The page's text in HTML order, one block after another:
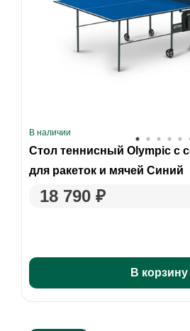
В наличии
Стол теннисный Olympic с
для ракеток и мячей Синий
18 790 ₽
В корзину